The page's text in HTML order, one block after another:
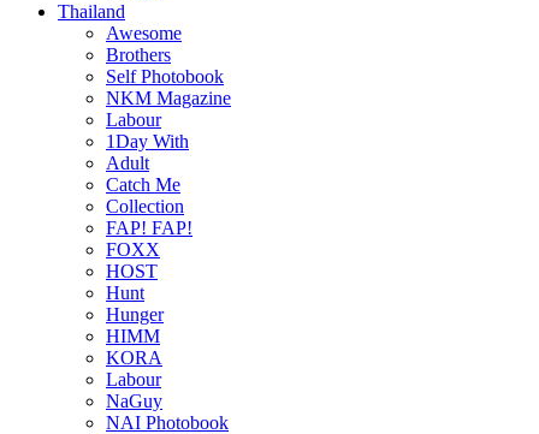
Thailand
Awesome
Brothers
Self Photobook
NKM Magazine
Labour
1Day With
Adult
Catch Me
Collection
FAP! FAP!
FOXX
HOST
Hunt
Hunger
HIMM
KORA
Labour
NaGuy
NAI Photobook